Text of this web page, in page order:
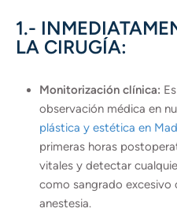
1.-
LA CIRUGÍA:
Monitorización clínica:
observación médica en
plástica y estética en
primeras horas
vitales y detectar
como sangrado excesivo
anestesia.